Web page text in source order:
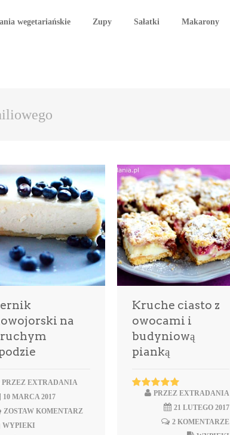
wegetariańskie Zupy Sałatki Makarony
na
PRZEZ EXTRADANIA
10 MARCA 2017
ZOSTAW KOMENTARZ
WYPIEKI
Kruche ciasto z
owocami i
budyniową
pianką
PRZEZ EXTRADANIA
21 LUTEGO 2017
2 KOMENTARZE